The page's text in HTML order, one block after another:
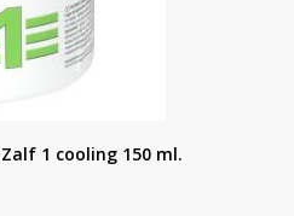
1 cooling 150 ml.